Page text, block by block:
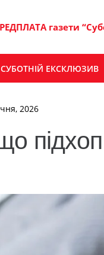
газети
СУБОТНІЙ ЕКСКЛЮЗИВ
2026